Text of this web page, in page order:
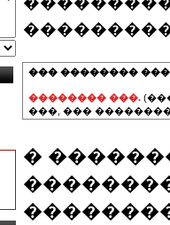
��� ��������
�������� ���.
���, ���
�